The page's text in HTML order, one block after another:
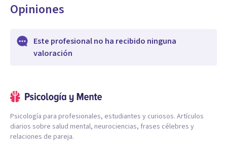
Opiniones
Este profesional no ha recibido ninguna
valoración
Psicología para profesionales, estudiantes y curiosos. Artículos
diarios sobre salud mental, neurociencias, frases célebres y
relaciones de pareja.